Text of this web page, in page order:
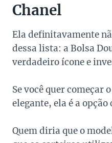
Chanel
Ela definitavamente
dessa lista: a Bolsa
verdadeiro ícone e
Se você quer começar
elegante, ela é a opção
Quem diria que o